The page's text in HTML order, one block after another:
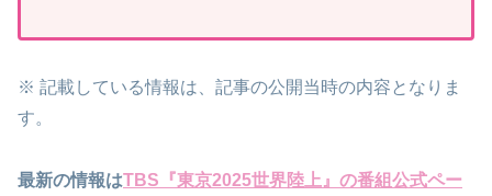
※ 記載している情報は、記事の公開当時の内容となりま
す。
最新の情報はTBS『東京2025世界陸上』の番組公式ペー